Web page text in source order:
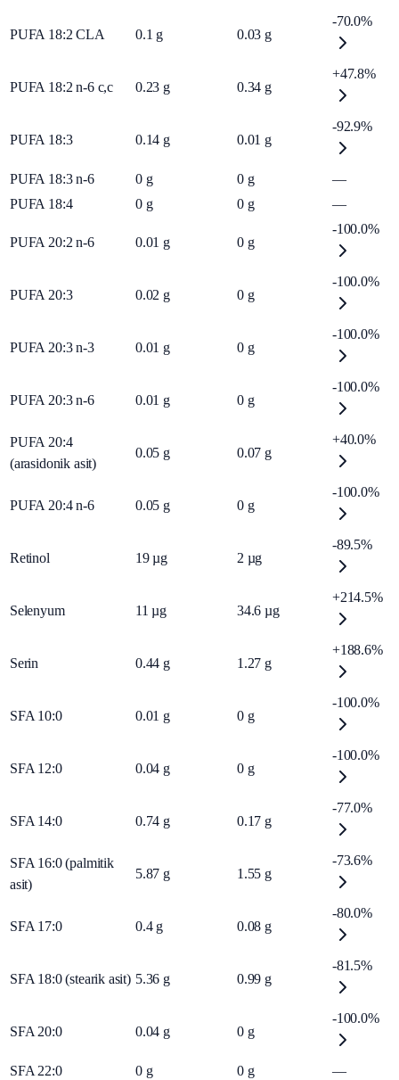
PUFA 18:2 CLA 0.1 g 0.03 g
-70.0%
PUFA 18:2 n-6 c,c 0.23 g 0.34 g
+47.8%
PUFA 18:3 0.14 g 0.01 g
-92.9%
PUFA 18:3 n-6 0 g 0 g
—
PUFA 18:4
0 g 0 g —
PUFA 20:2 n-6 0.01 g 0 g
-100.0%
PUFA 20:3 0.02 g 0 g
-100.0%
PUFA 20:3 n-3 0.01 g 0 g
-100.0%
PUFA 20:3 n-6 0.01 g 0 g
-100.0%
PUFA 20:4
(arasidonik asit)
0.05 g 0.07 g
+40.0%
PUFA 20:4 n-6 0.05 g 0 g
-100.0%
Retinol 19 µg 2 µg
-89.5%
Selenyum 11 µg 34.6 µg
+214.5%
Serin 0.44 g 1.27 g
+188.6%
SFA 10:0 0.01 g 0 g
-100.0%
SFA 12:0 0.04 g 0 g
-100.0%
SFA 14:0 0.74 g 0.17 g
-77.0%
SFA 16:0 (palmitik
asit)
5.87 g 1.55 g
-73.6%
SFA 17:0 0.4 g 0.08 g
-80.0%
SFA 18:0 (stearik asit) 5.36 g 0.99 g
-81.5%
SFA 20:0 0.04 g 0 g
-100.0%
SFA 22:0 0 g 0 g —